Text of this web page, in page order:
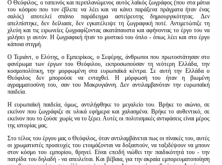
Ο Θεόφιλος, ο ταπεινός και περιπλανώμενος αυτός λαϊκός ζωγράφος (που στα μάτια
του κόσμου που τον έβλεπε να λέει και να κάνει παράξενα πράγματα ήταν ένας
σαλός) αποτελεί σπάνιο παράδειγμα αστείρευτης δημιουργικότητας. Δεν
απελπίστηκε, δεν δείλιασε, δεν εγκατέλειψε τη ζωγραφική ποτέ. Αντιμετώπιζε τη
χλεύη και τις ειρωνείες ζωγραφίζοντας ακατάπαυστα και αφήνοντας το έργο του να
μιλήσει γι αυτόν. Η ζωγραφική ήταν το μυστικό του όπλο - όπως λέει και στο έργο
κάποια στιγμή.
Ο Τεριάντ, ο Ελύτης, ο Εμπειρίκος, ο Σεφέρης, άνθρωποι που πρωτοστάτησαν στο
φανέρωμα των έργων του Θεόφιλου, εκπροσωπούσαν τη νεότερη Ελλάδα, την
κοσμοπολίτικη, την μορφωμένη στα ευρωπαϊκά κέντρα. Σε αυτή την Ελλάδα ο
Θεόφιλος δεν μπορούσε να ενταχθεί. Η μόρφωσή του ήταν η βιωμένη
αγραμματοσύνη του, σαν του Μακρυγιάννη. Δεν αντιλαμβανόταν την ευρωπαϊκή
παιδεία.
Η ευρωπαϊκή παιδεία, όμως, αντιλήφθηκε το μεγαλείο του. Βρήκε το αιώνιο, σε
εκείνον που ζωγράφιζε σε υλικά εφήμερα και χαλασμένα. Βρήκε το αυθεντικό, σε
εκείνον που το ζούσε χωρίς να το ξέρει. Αυτές οι πολιτισμικές αντιφάσεις είναι μέρος
της ιστορίας μας.
Στο τέλος του έργου μας ο Θεόφιλος, όταν αντιλαμβάνεται πως οι πίνακές του, αυτές
οι χρωματιστές προσευχές του ετοιμάζονται να δοξαστούν, να ταξιδέψουν να μπουν
στον κόσμο του εμπορίου, θρηνεί. Είναι επειδή νιώθει την παιδικότητά του - την
πατρίδα του δηλαδή - να απειλείται. Και βέβαια, για την ακραία εμπορευματοποίηση